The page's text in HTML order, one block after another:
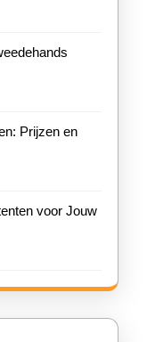
Prijzen en
voor Jouw